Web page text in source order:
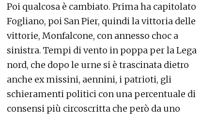
Poi qualcosa è cambiato. Prima ha capitolato
Fogliano, poi San Pier, quindi la vittoria delle
vittorie, Monfalcone, con annesso choc a
sinistra. Tempi di vento in poppa per la Lega
nord, che dopo le urne si è trascinata dietro
anche ex missini, aennini, i patrioti, gli
schieramenti politici con una percentuale di
consensi più circoscritta che però da uno